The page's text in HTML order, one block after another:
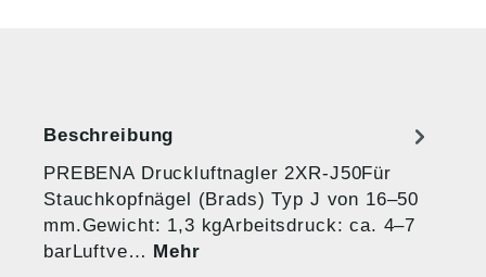
Beschreibung
PREBENA Druckluftnagler 2XR-J50Für
Stauchkopfnägel (Brads) Typ J von 16–50
mm.Gewicht: 1,3 kgArbeitsdruck: ca. 4–7
barLuftve… Mehr